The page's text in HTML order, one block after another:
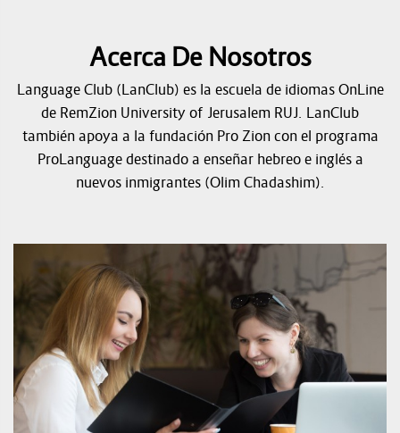
Acerca De Nosotros
Language Club (LanClub) es la escuela de idiomas OnLine
de RemZion University of Jerusalem RUJ. LanClub
también apoya a la fundación Pro Zion con el programa
ProLanguage destinado a enseñar hebreo e inglés a
nuevos inmigrantes (Olim Chadashim).